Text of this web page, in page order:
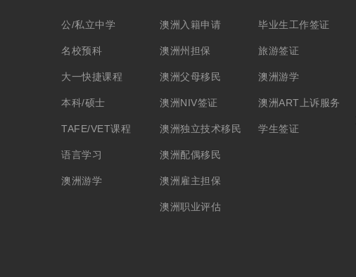
公/私立中学
名校预科
大一快捷课程
本科/硕士
TAFE/VET课程
语言学习
澳洲游学
澳洲入籍申请
澳洲州担保
澳洲父母移民
澳洲NIV签证
澳洲独立技术移民
澳洲配偶移民
澳洲雇主担保
澳洲职业评估
毕业生工作签证
旅游签证
澳洲游学
澳洲ART上诉服务
学生签证